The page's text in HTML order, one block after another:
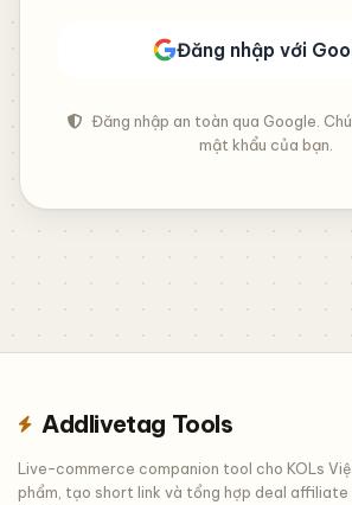
Đăng nhập với
Đăng nhập an toàn qua Google.
mật khẩu của bạn.
Addlivetag Tools
Live-commerce companion tool cho KOLs
phẩm, tạo short link và tổng hợp deal affiliate